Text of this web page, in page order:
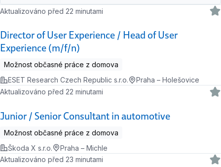
Director of User Experience / Head of User
Experience (m/f/n)
Aktualizováno před 22 minutami
Možnost občasné práce z domova
ESET Research Czech Republic s.r.o.
Praha – Holešovice
Junior / Senior Consultant in automotive
Aktualizováno před 22 minutami
Možnost občasné práce z domova
Škoda X s.r.o.
Praha – Michle
Aktualizováno před 23 minutami